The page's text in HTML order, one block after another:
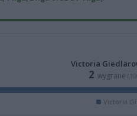
Victoria
2 wygrane
Victoria